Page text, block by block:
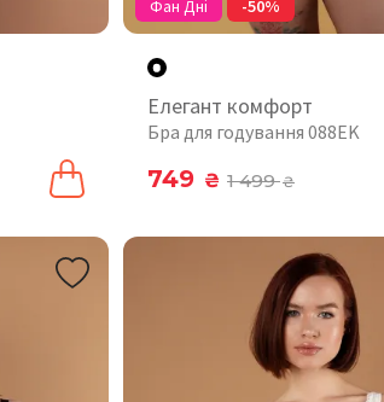
Фан Дні -50%
Елегант комфорт
Бра для годування 088EK
749 ₴ 1 499₴